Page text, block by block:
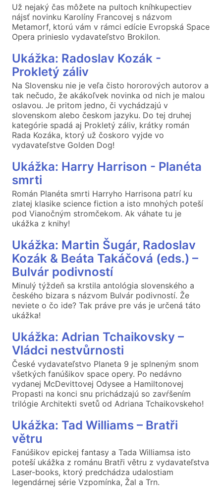
Už nejaký čas môžete na pultoch kníhkupectiev
nájsť novinku Karolíny Francovej s názvom
Metamorf, ktorú vám v rámci edície Evropská Space
Opera prinieslo vydavateľstvo Brokilon.
Ukážka: Radoslav Kozák -
Prokletý záliv
Na Slovensku nie je veľa čisto hororových autorov a
tak nečudo, že akákoľvek novinka od nich je malou
oslavou. Je pritom jedno, či vychádzajú v
slovenskom alebo českom jazyku. Do tej druhej
kategórie spadá aj Prokletý záliv, krátky román
Rada Kozáka, ktorý už čoskoro vyjde vo
vydavateľstve Golden Dog!
Ukážka: Harry Harrison - Planéta
smrti
Román Planéta smrti Harryho Harrisona patrí ku
zlatej klasike science fiction a isto mnohých poteší
pod Vianočným stromčekom. Ak váhate tu je
ukážka z knihy!
Ukážka: Martin Šugár, Radoslav
Kozák & Beáta Takáčová (eds.) –
Bulvár podivností
Minulý týždeň sa krstila antológia slovenského a
českého bizara s názvom Bulvár podivností. Že
neviete o čo ide? Tak práve pre vás je určená táto
ukážka!
Ukážka: Adrian Tchaikovsky –
Vládci nestvůrnosti
České vydavateľstvo Planeta 9 je splneným snom
všetkých fanúšikov space opery. Po nedávno
vydanej McDevittovej Odysee a Hamiltonovej
Propasti na konci snu prichádzajú so zavŕšením
trilógie Architekti svetů od Adriana Tchaikovskeho!
Ukážka: Tad Williams – Bratři
větru
Fanúšikov epickej fantasy a Tada Williamsa isto
poteší ukážka z románu Bratři větru z vydavateľstva
Laser-books, ktorý predchádza udalostiam
legendárnej série Vzpomínka, Žal a Trn.